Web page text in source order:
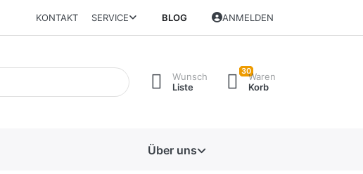
KONTAKT SERVICE BLOG ANMELDEN
Wunsch
Liste
30Waren
Korb
Über uns